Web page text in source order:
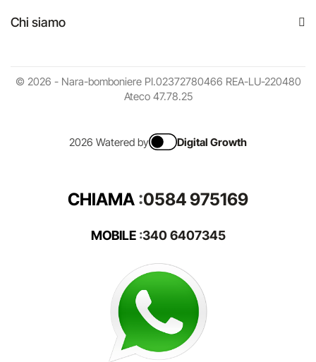
Chi siamo
© 2026 - Nara-bomboniere PI.02372780466 REA-LU-220480
Ateco 47.78.25
2026 Watered by Digital Growth
CHIAMA :0584 975169
MOBILE:340 6407345